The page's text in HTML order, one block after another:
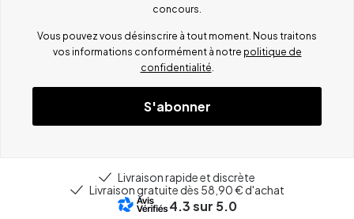
concours.
Vous pouvez vous désinscrire à tout moment. Nous traitons
vos informations conformément à notre politique de
confidentialité
S'abonner
Livraison rapide et discrète
Livraison gratuite dès 58,90 € d'achat
4.3sur 5.0